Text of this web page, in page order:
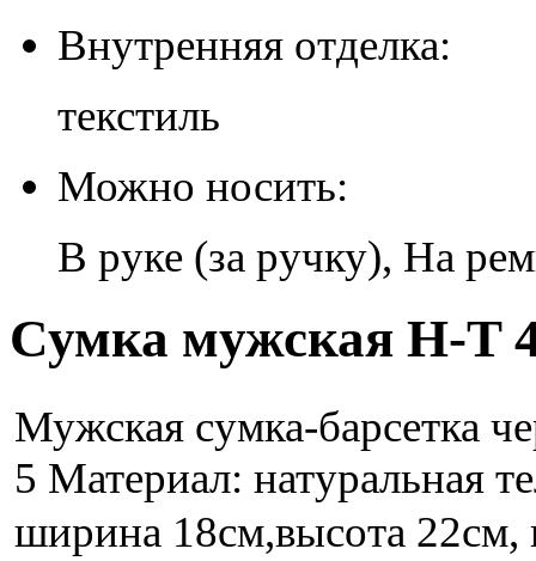
Внутренняя отделка:
текстиль
Можно носить:
В руке (за ручку), На
Сумка мужская H-T
Мужская сумка-барсетка
5 Материал: натуральная
ширина 18см,высота 22см,